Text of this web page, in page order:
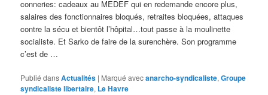
conneries: cadeaux au MEDEF qui en redemande encore plus,
salaires des fonctionnaires bloqués, retraites bloquées, attaques
contre la sécu et bientôt l’hôpital…tout passe à la moulinette
socialiste. Et Sarko de faire de la surenchère. Son programme
c’est de …
Publié dansActualités | Marqué avecanarcho-syndicaliste,Groupe
syndicaliste libertaire, Le Havre